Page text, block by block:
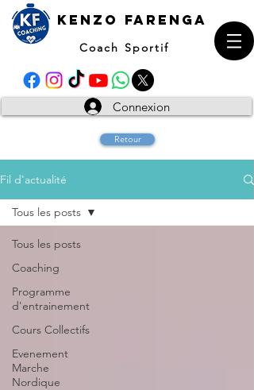
kENZO farenga
Coach Sportif
Connexion
Retour
Fil d'actualité
Tous les posts
Coaching
Programme
d'entrainement
Cours Collectifs
Evenement
Marche
Nordique
Tous les posts